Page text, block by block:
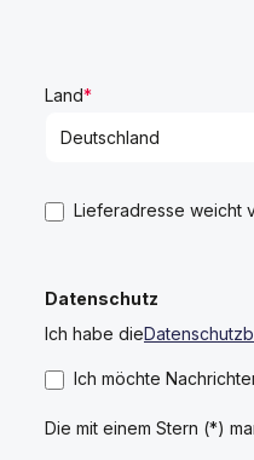
Land*
Lieferadresse weicht
Datenschutz
Ich habe die
Ich möchte
Die mit einem Stern (*)